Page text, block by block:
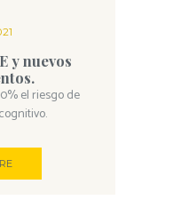
y nuevos
el riesgo de